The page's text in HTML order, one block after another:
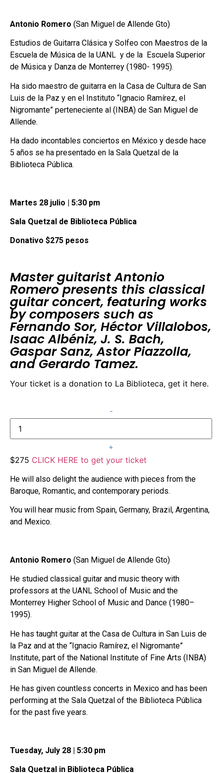
Antonio Romero (San Miguel de Allende Gto)
Estudios de Guitarra Clásica y Solfeo con Maestros de la
Escuela de Música de la UANL y de la Escuela Superior
de Música y Danza de Monterrey (1980- 1995).
Ha sido maestro de guitarra en la Casa de Cultura de San
Luis de la Paz y en el Instituto “Ignacio Ramírez, el
Nigromante” perteneciente al (INBA) de San Miguel de
Allende.
Ha dado incontables conciertos en México y desde hace
5 años se ha presentado en la Sala Quetzal de la
Biblioteca Pública.
Martes 28 julio | 5:30 pm
Sala Quetzal de Biblioteca Pública
Donativo $275 pesos
Master guitarist Antonio
Romero presents this classical
guitar concert, featuring works
by composers such as
Fernando Sor, Héctor Villalobos,
Isaac Albéniz, J. S. Bach,
Gaspar Sanz, Astor Piazzolla,
and Gerardo Tamez.
Your ticket is a donation to La Biblioteca, get it here.
$275 CLICK HERE to get your ticket
He will also delight the audience with pieces from the
Baroque, Romantic, and contemporary periods.
You will hear music from Spain, Germany, Brazil, Argentina,
and Mexico.
Antonio Romero (San Miguel de Allende Gto)
He studied classical guitar and music theory with
professors at the UANL School of Music and the
Monterrey Higher School of Music and Dance (1980–
1995).
He has taught guitar at the Casa de Cultura in San Luis de
la Paz and at the “Ignacio Ramírez, el Nigromante”
Institute, part of the National Institute of Fine Arts (INBA)
in San Miguel de Allende.
He has given countless concerts in Mexico and has been
performing at the Sala Quetzal of the Biblioteca Pública
for the past five years.
Tuesday, July 28 | 5:30 pm
Sala Quetzal in Biblioteca Pública